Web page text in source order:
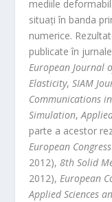
mediile
situați în banda
numerice.
publicate în
European Journal
Elasticity,SIAM
Communications
Simulation,
parte a acestor
European
2012),8th Solid
2012),European
Applied Sciences